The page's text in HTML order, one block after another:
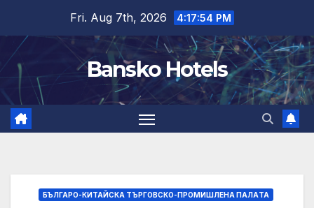
content
Fri. Aug 7th, 2026 4:17:55 PM
Bansko Hotels
БЪЛГАРО-КИТАЙСКА ТЪРГОВСКО-ПРОМИШЛЕНА ПАЛAТА